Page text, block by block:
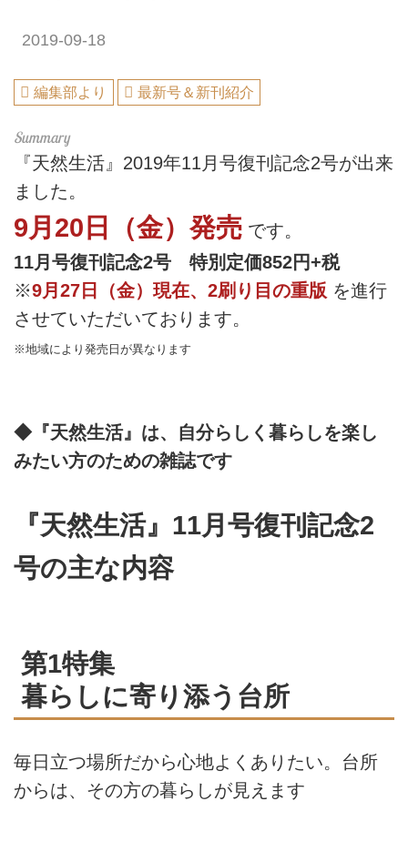
2019-09-18
編集部より 最新号＆新刊紹介
『天然生活』2019年11月号復刊記念2号が出来
ました。
9月20日（金）発売 です。
11月号復刊記念2号 特別定価852円+税
※9月27日（金）現在、2刷り目の重版 を進行
させていただいております。
※地域により発売日が異なります
◆『天然生活』は、自分らしく暮らしを楽し
みたい方のための雑誌です
『天然生活』11月号復刊記念2
号の主な内容
第1特集
暮らしに寄り添う台所
毎日立つ場所だから心地よくありたい。台所
からは、その方の暮らしが見えます